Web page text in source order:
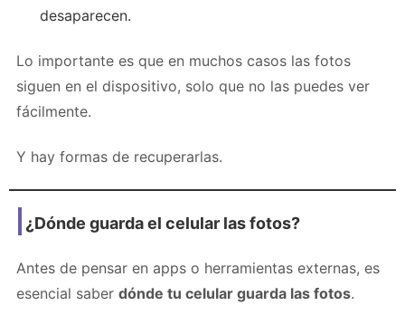
desaparecen.
Lo importante es que en muchos casos las fotos
siguen en el dispositivo, solo que no las puedes ver
fácilmente.
Y hay formas de recuperarlas.
¿Dónde guarda el celular las fotos?
Antes de pensar en apps o herramientas externas, es
esencial saber dónde tu celular guarda las fotos.